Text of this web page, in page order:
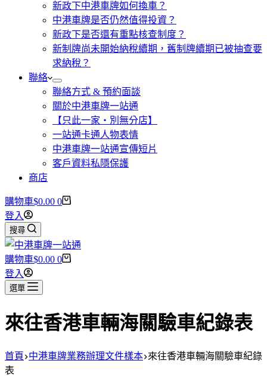
新政下中港車牌如何換車？
中港車牌是否仍然值得投資？
新政下是否還有重點核查制度？
新制牌尚未開始納稅續期，舊制牌續期已被抽查要
求納稅？
聯絡
聯絡方式 & 預約面談
關於中港車牌一站通
【只此一家・別無分店】
一站通卡通人物表情
中港車牌一站通宣傳短片
客戶資料私隱保護
商店
購物車$0.00 0
登入
搜尋
購物車$0.00 0
登入
選單
來往香港車輛海關驗車紀錄表
首頁 中港車牌業務辦理文件樣本 來往香港車輛海關驗車紀錄
表